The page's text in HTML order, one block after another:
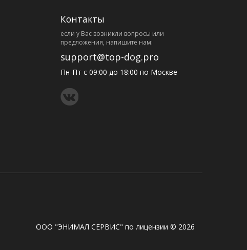
Контакты
eсли у Вас возникли вопросы или
предложения, напишите нам:
support@top-dog.pro
Пн-Пт с 09:00 до 18:00 по Москве
ООО "ЭНИМАЛ СЕРВИС" по лицензии © 2026